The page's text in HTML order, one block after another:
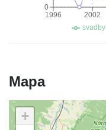
1996 2002
0
svadby
Mapa
+